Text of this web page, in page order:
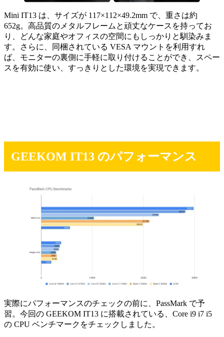
Mini IT13 は、サイズが 117×112×49.2mm で、重さは約
652g。高品質のメタルフレームと頑丈なケースを持ってお
り、どんな家庭やオフィスの空間にもしっかりと馴染みま
す。さらに、同梱されている VESA マウントを利用すれ
ば、モニターの裏側に手軽に取り付けることができ、スペー
スを有効に使い、すっきりとした環境を実現できます。
GEEKOM IT13 のパフォーマンス
実際にパフォーマンスのチェックの前に、PassMark で予
習。今回の GEEKOM IT13 に搭載されている、Core i9 i7 i5
の CPU ベンチマークをチェックしました。